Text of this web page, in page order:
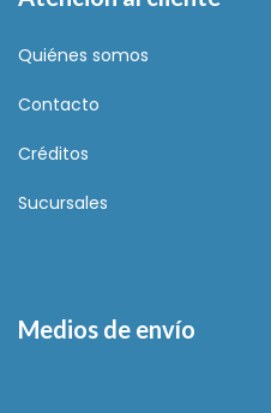
Quiénes somos
Contacto
Créditos
Sucursales
Medios de envío